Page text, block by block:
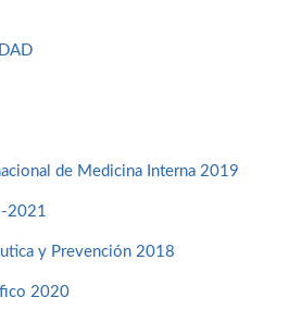
de Medicina Interna 2019
2021
y Prevención 2018
2020